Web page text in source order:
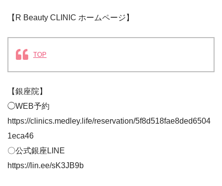
【R Beauty CLINIC ホームページ】
TOP
【銀座院】
◯WEB予約
https://clinics.medley.life/reservation/5f8d518fae8ded6504
1eca46
〇公式銀座LINE
https://lin.ee/sK3JB9b